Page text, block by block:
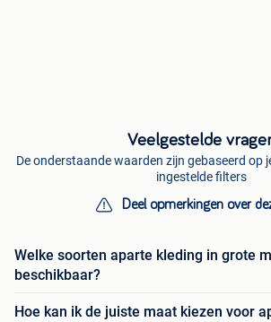
Veelgestelde
De onderstaande waarden zijn gebaseerd op
ingestelde filters
Deel opmerkingen over
Welke soorten aparte kleding in grote
beschikbaar?
Hoe kan ik de juiste maat kiezen voor